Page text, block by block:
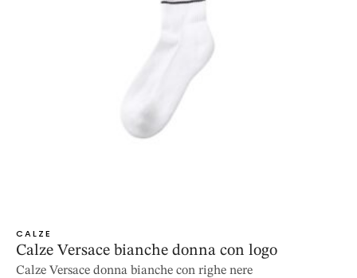
CALZE
Calze Versace bianche donna con logo
Calze Versace donna bianche con righe nere